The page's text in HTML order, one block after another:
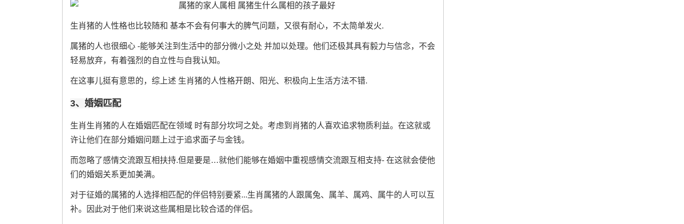
生肖猪的人性格也比较随和 基本不会有何事大的脾气问题，又很有耐心，不太简单发火.
属猪的人也很细心 -能够关注到生活中的部分微小之处 并加以处理。他们还极其具有毅力与信念，不会
轻易放弃，有着强烈的自立性与自我认知。
在这事儿挺有意思的，综上述 生肖猪的人性格开朗、阳光、积极向上生活方法不错.
3、婚姻匹配
生肖生肖猪的人在婚姻匹配在领域 时有部分坎坷之处。考虑到肖猪的人喜欢追求物质利益。在这就或
许让他们在部分婚姻问题上过于追求面子与金钱。
而忽略了感情交流跟互相扶持.但是要是…就他们能够在婚姻中重视感情交流跟互相支持- 在这就会使他
们的婚姻关系更加美满。
对于征婚的属猪的人选择相匹配的伴侣特别要紧...生肖属猪的人跟属兔、属羊、属鸡、属牛的人可以互
补。因此对于他们来说这些属相是比较合适的伴侣。